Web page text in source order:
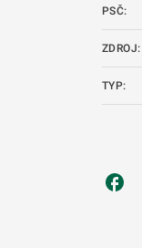
PSČ:
ZDROJ:
TYP: